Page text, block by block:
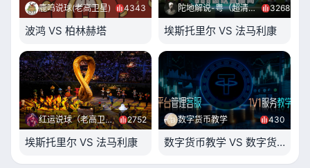
鹿鸣说球(老高卫星) 4343
波鸿 VS 柏林赫塔
陀地解说-粤（超清卫星源）3268
埃斯托里尔 VS 法马利康
红运说球（老高卫星） 2752
埃斯托里尔 VS 法马利康
数字货币教学 430
数字货币教学 VS 数字货币教学